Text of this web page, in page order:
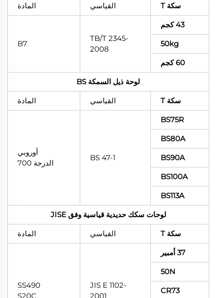
سكة T القياسي المادة
43 كجم
TB/T 2345-
2008
B7 50kg
60 كجم
لوحة ذيل السمكة BS
سكة T القياسي المادة
BS75R
BS 47-1
أوروبي
الدرجة 700
BS80A
BS90A
BS100A
BS113A
لوحات سكك حديدية قياسية وفق JISE
سكة T القياسي المادة
37 أمبير
JIS E 1102-
2001
SS490
S20C
50N
CR73